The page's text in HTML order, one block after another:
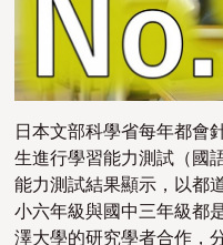
日本文部科學省每年都會
生進行學習能力測試（國
能力測試結果顯示，以都
小六年級與國中三年級都
澤大學的研究學者合作，